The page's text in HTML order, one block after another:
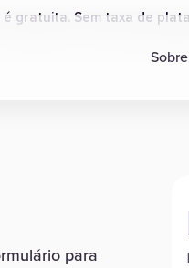
gratuita. Sem taxa de
para